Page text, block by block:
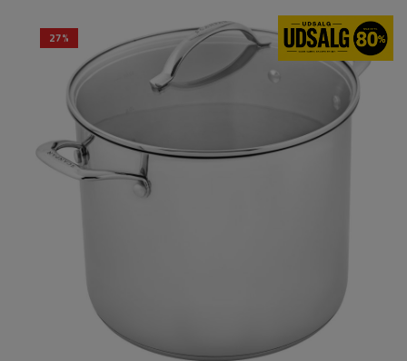
27%